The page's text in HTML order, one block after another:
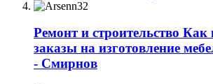
Ремонт и строительство Как
заказы на изготовление
- Смирнов